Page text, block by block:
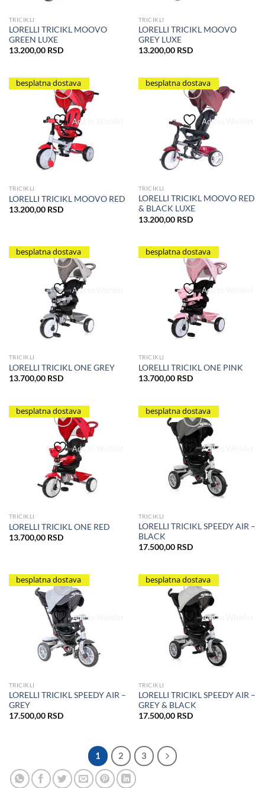
TRICIKLI
LORELLI TRICIKL MOOVO
GREEN LUXE
13.200,00 RSD
TRICIKLI
LORELLI TRICIKL MOOVO
GREY LUXE
13.200,00 RSD
besplatna dostava
Add to Wishlist
TRICIKLI
LORELLI TRICIKL MOOVO RED
13.200,00 RSD
besplatna dostava
Add to Wishlist
TRICIKLI
LORELLI TRICIKL MOOVO RED
& BLACK LUXE
13.200,00 RSD
besplatna dostava
Add to Wishlist
TRICIKLI
LORELLI TRICIKL ONE GREY
13.700,00 RSD
besplatna dostava
Add to Wishlist
TRICIKLI
LORELLI TRICIKL ONE PINK
13.700,00 RSD
besplatna dostava
Add to Wishlist
TRICIKLI
LORELLI TRICIKL ONE RED
13.700,00 RSD
besplatna dostava
Add to Wishlist
TRICIKLI
LORELLI TRICIKL SPEEDY AIR –
BLACK
17.500,00 RSD
besplatna dostava
Add to Wishlist
TRICIKLI
LORELLI TRICIKL SPEEDY AIR –
GREY
17.500,00 RSD
besplatna dostava
Add to Wishlist
TRICIKLI
LORELLI TRICIKL SPEEDY AIR –
GREY & BLACK
17.500,00 RSD
1 2 3